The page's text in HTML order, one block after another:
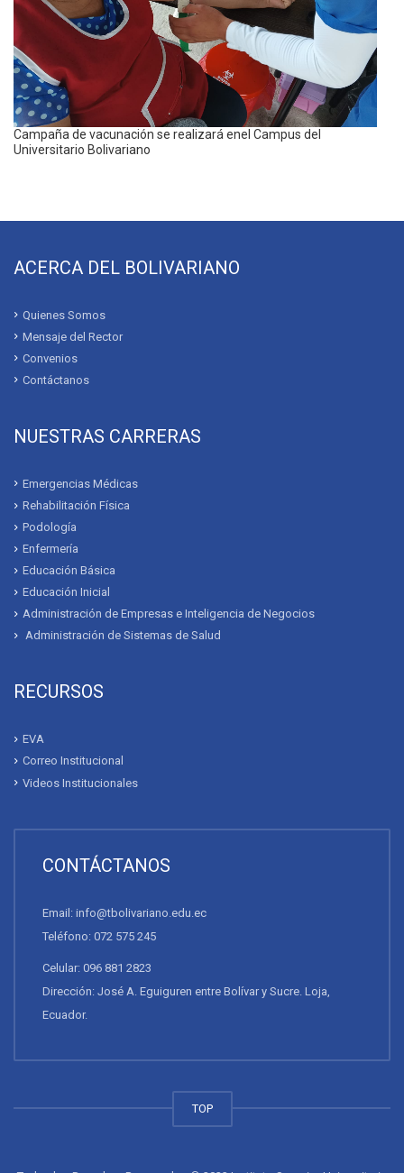
Campaña de vacunación se realizará enel Campus del
Universitario Bolivariano
ACERCA DEL BOLIVARIANO
Quienes Somos
Mensaje del Rector
Convenios
Contáctanos
NUESTRAS CARRERAS
Emergencias Médicas
Rehabilitación Física
Podología
Enfermería
Educación Básica
Educación Inicial
Administración de Empresas e Inteligencia de Negocios
Administración de Sistemas de Salud
RECURSOS
EVA
Correo Institucional
Videos Institucionales
CONTÁCTANOS
Email: info@tbolivariano.edu.ec
Teléfono: 072 575 245
Celular: 096 881 2823
Dirección: José A. Eguiguren entre Bolívar y Sucre. Loja,
Ecuador.
TOP